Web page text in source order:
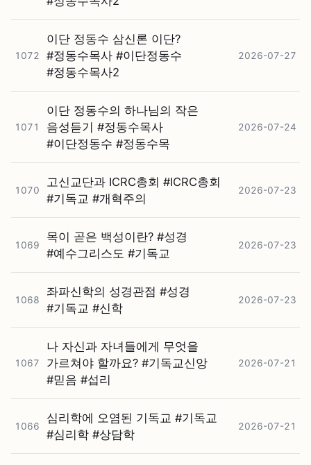
1072
이단 정동수 삼신론 이단?
#⁠정동수목사 #⁠이단정동수
#⁠정동수목사2
2026-07-27
1071
이단 정동수의 하나님의 작은
음성듣기 #⁠정동수목사
#⁠이단정동수 #⁠정동수목
2026-07-24
1070
고신교단과 ICRC총회 #⁠ICRC총회
#⁠기독교 #⁠개혁주의
2026-07-23
1069
목이 곧은 백성이란? #⁠성경
#⁠예수그리스도 #⁠기독교
2026-07-23
1068
좌파신학의 성경관점 #⁠성경
#⁠기독교 #⁠신학
2026-07-23
1067
나 자신과 자녀들에게 무엇을
가르쳐야 할까요? #⁠기독교신앙
#⁠믿음 #⁠섭리
2026-07-21
1066
심리학에 오염된 기독교 #⁠기독교
#⁠심리학 #⁠상담학
2026-07-21